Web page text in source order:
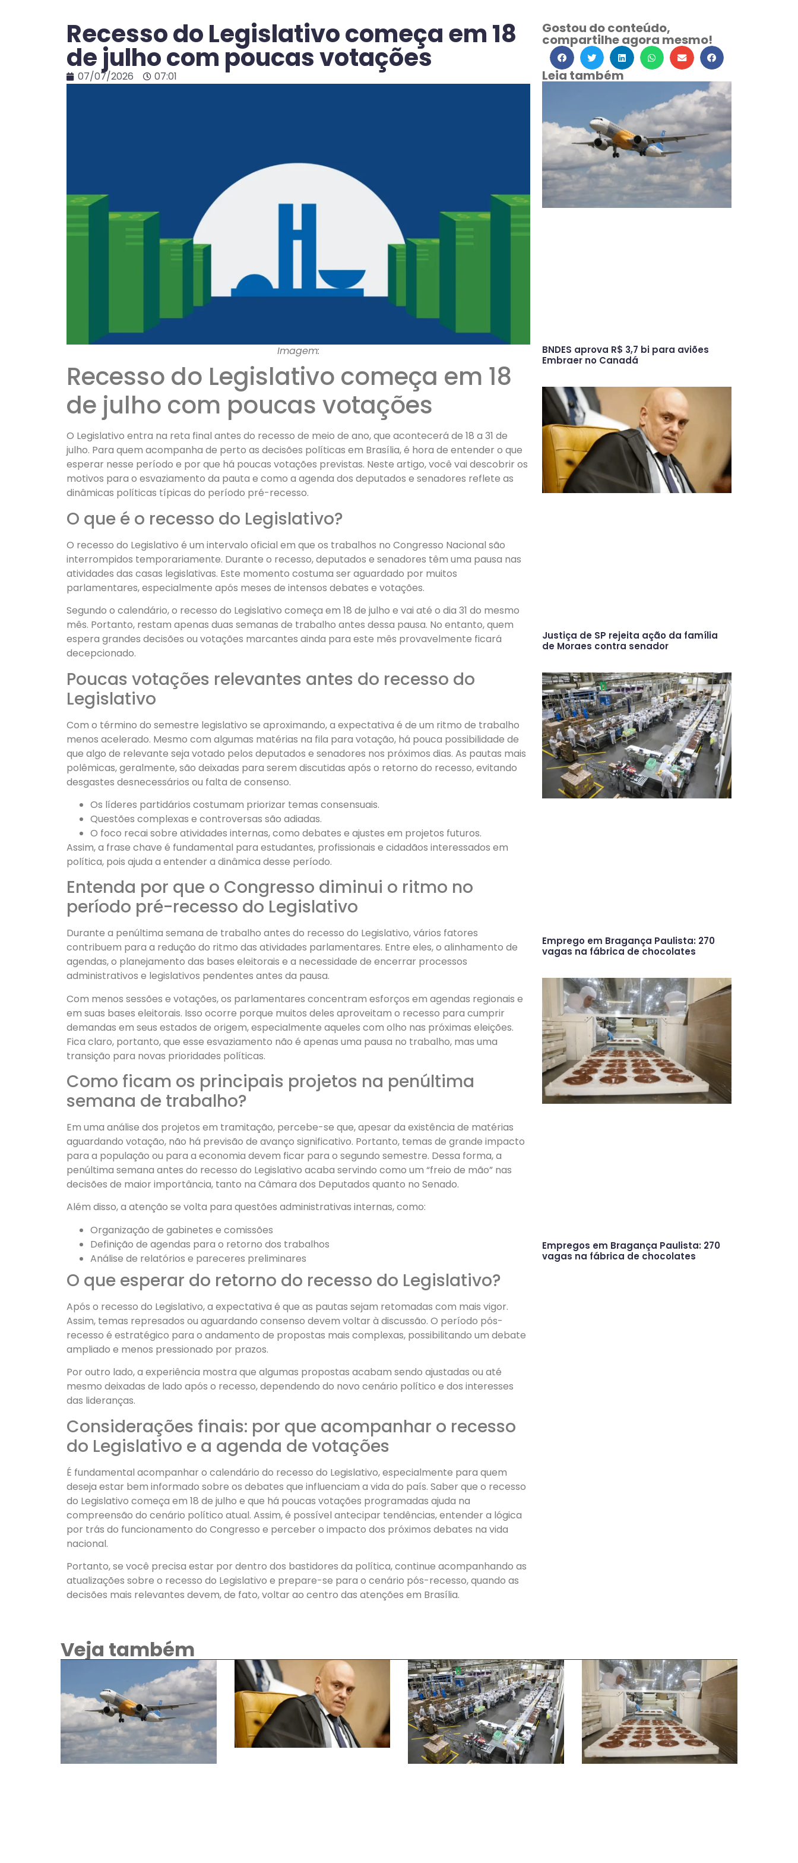
Recesso do Legislativo começa em 18
de julho com poucas votações
07/07/2026 07:01
Imagem:
Recesso do Legislativo começa em 18
de julho com poucas votações
O Legislativo entra na reta final antes do recesso de meio de ano, que acontecerá de 18 a 31 de
julho. Para quem acompanha de perto as decisões políticas em Brasília, é hora de entender o que
esperar nesse período e por que há poucas votações previstas. Neste artigo, você vai descobrir os
motivos para o esvaziamento da pauta e como a agenda dos deputados e senadores reflete as
dinâmicas políticas típicas do período pré-recesso.
O que é o recesso do Legislativo?
O recesso do Legislativo é um intervalo oficial em que os trabalhos no Congresso Nacional são
interrompidos temporariamente. Durante o recesso, deputados e senadores têm uma pausa nas
atividades das casas legislativas. Este momento costuma ser aguardado por muitos
parlamentares, especialmente após meses de intensos debates e votações.
Segundo o calendário, o recesso do Legislativo começa em 18 de julho e vai até o dia 31 do mesmo
mês. Portanto, restam apenas duas semanas de trabalho antes dessa pausa. No entanto, quem
espera grandes decisões ou votações marcantes ainda para este mês provavelmente ficará
decepcionado.
Poucas votações relevantes antes do recesso do
Legislativo
Com o término do semestre legislativo se aproximando, a expectativa é de um ritmo de trabalho
menos acelerado. Mesmo com algumas matérias na fila para votação, há pouca possibilidade de
que algo de relevante seja votado pelos deputados e senadores nos próximos dias. As pautas mais
polêmicas, geralmente, são deixadas para serem discutidas após o retorno do recesso, evitando
desgastes desnecessários ou falta de consenso.
Os líderes partidários costumam priorizar temas consensuais.
Questões complexas e controversas são adiadas.
O foco recai sobre atividades internas, como debates e ajustes em projetos futuros.
Assim, a frase chave é fundamental para estudantes, profissionais e cidadãos interessados em
política, pois ajuda a entender a dinâmica desse período.
Entenda por que o Congresso diminui o ritmo no
período pré-recesso do Legislativo
Durante a penúltima semana de trabalho antes do recesso do Legislativo, vários fatores
contribuem para a redução do ritmo das atividades parlamentares. Entre eles, o alinhamento de
agendas, o planejamento das bases eleitorais e a necessidade de encerrar processos
administrativos e legislativos pendentes antes da pausa.
Com menos sessões e votações, os parlamentares concentram esforços em agendas regionais e
em suas bases eleitorais. Isso ocorre porque muitos deles aproveitam o recesso para cumprir
demandas em seus estados de origem, especialmente aqueles com olho nas próximas eleições.
Fica claro, portanto, que esse esvaziamento não é apenas uma pausa no trabalho, mas uma
transição para novas prioridades políticas.
Como ficam os principais projetos na penúltima
semana de trabalho?
Em uma análise dos projetos em tramitação, percebe-se que, apesar da existência de matérias
aguardando votação, não há previsão de avanço significativo. Portanto, temas de grande impacto
para a população ou para a economia devem ficar para o segundo semestre. Dessa forma, a
penúltima semana antes do recesso do Legislativo acaba servindo como um “freio de mão” nas
decisões de maior importância, tanto na Câmara dos Deputados quanto no Senado.
Além disso, a atenção se volta para questões administrativas internas, como:
Organização de gabinetes e comissões
Definição de agendas para o retorno dos trabalhos
Análise de relatórios e pareceres preliminares
O que esperar do retorno do recesso do Legislativo?
Após o recesso do Legislativo, a expectativa é que as pautas sejam retomadas com mais vigor.
Assim, temas represados ou aguardando consenso devem voltar à discussão. O período pós-
recesso é estratégico para o andamento de propostas mais complexas, possibilitando um debate
ampliado e menos pressionado por prazos.
Por outro lado, a experiência mostra que algumas propostas acabam sendo ajustadas ou até
mesmo deixadas de lado após o recesso, dependendo do novo cenário político e dos interesses
das lideranças.
Considerações finais: por que acompanhar o recesso
do Legislativo e a agenda de votações
É fundamental acompanhar o calendário do recesso do Legislativo, especialmente para quem
deseja estar bem informado sobre os debates que influenciam a vida do país. Saber que o recesso
do Legislativo começa em 18 de julho e que há poucas votações programadas ajuda na
compreensão do cenário político atual. Assim, é possível antecipar tendências, entender a lógica
por trás do funcionamento do Congresso e perceber o impacto dos próximos debates na vida
nacional.
Portanto, se você precisa estar por dentro dos bastidores da política, continue acompanhando as
atualizações sobre o recesso do Legislativo e prepare-se para o cenário pós-recesso, quando as
decisões mais relevantes devem, de fato, voltar ao centro das atenções em Brasília.
Gostou do conteúdo,
compartilhe agora mesmo!
Leia também
BNDES aprova R$ 3,7 bi para aviões
Embraer no Canadá
Justiça de SP rejeita ação da família
de Moraes contra senador
Emprego em Bragança Paulista: 270
vagas na fábrica de chocolates
Empregos em Bragança Paulista: 270
vagas na fábrica de chocolates
Veja também